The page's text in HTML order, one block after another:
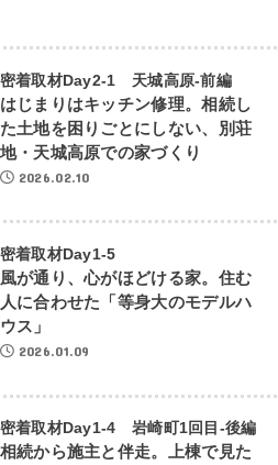
密着取材Day2-1 天城高原‐前編
はじまりはキッチン修理。相続し
た土地を困りごとにしない、別荘
地・天城高原での家づくり
2026.02.10
密着取材Day1-5
風が通り、心がほどける家。住む
人に合わせた「等身大のモデルハ
ウス」
2026.01.09
密着取材Day1-4 岩崎町1回目-後編
相続から施主と伴走。上棟で見た